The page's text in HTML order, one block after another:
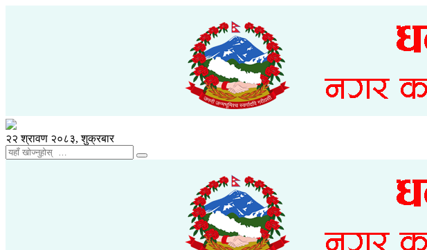
२२ श्रावण २०८३, शुक्रबार